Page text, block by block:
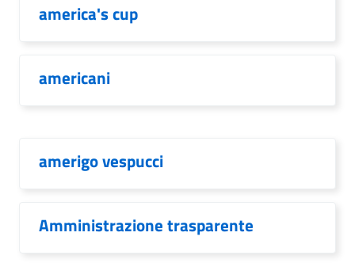
america's cup
americani
amerigo vespucci
Amministrazione trasparente